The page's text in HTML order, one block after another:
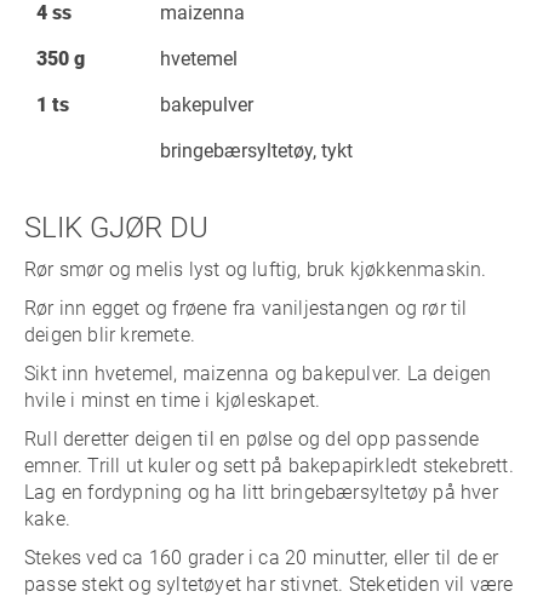
4 ss
maizenna
350 g
hvetemel
1 ts
bakepulver
bringebærsyltetøy, tykt
SLIK GJØR DU
Rør smør og melis lyst og luftig, bruk kjøkkenmaskin.
Rør inn egget og frøene fra vaniljestangen og rør til
deigen blir kremete.
Sikt inn hvetemel, maizenna og bakepulver. La deigen
hvile i minst en time i kjøleskapet.
Rull deretter deigen til en pølse og del opp passende
emner. Trill ut kuler og sett på bakepapirkledt stekebrett.
Lag en fordypning og ha litt bringebærsyltetøy på hver
kake.
Stekes ved ca 160 grader i ca 20 minutter, eller til de er
passe stekt og syltetøyet har stivnet. Steketiden vil være